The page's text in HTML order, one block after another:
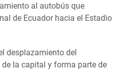
al autobús que
de Ecuador hacia el Estadio
desplazamiento del
la capital y forma parte de